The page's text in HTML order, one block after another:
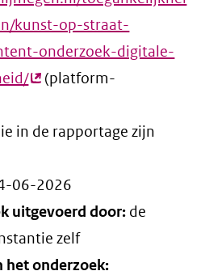
kunst-op-straat-
onderzoek-digitale-
(externe
(platform-
in de rapportage zijn
06-2026
uitgevoerd door: de
zelf
het onderzoek: